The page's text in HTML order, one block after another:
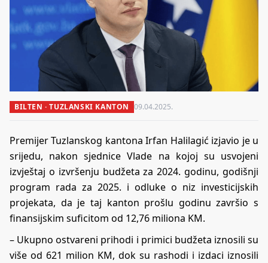
BILTEN · TUZLANSKI KANTON 09.04.2025.
Premijer Tuzlanskog kantona Irfan Halilagić izjavio je u
srijedu, nakon sjednice Vlade na kojoj su usvojeni
izvještaj o izvršenju budžeta za 2024. godinu, godišnji
program rada za 2025. i odluke o niz investicijskih
projekata, da je taj kanton prošlu godinu završio s
finansijskim suficitom od 12,76 miliona KM.
– Ukupno ostvareni prihodi i primici budžeta iznosili su
više od 621 milion KM, dok su rashodi i izdaci iznosili